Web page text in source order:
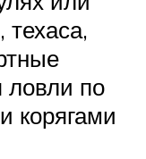
техаса,
ловли по
корягами